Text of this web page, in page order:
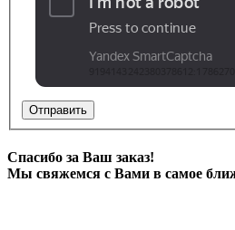
Отправить
Спасибо за Ваш заказ!
Мы свяжемся с Вами в самое